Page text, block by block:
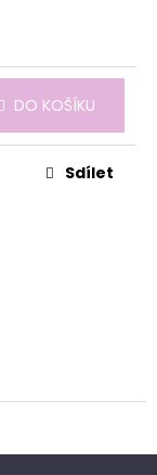
DO KOŠÍKU
Sdílet